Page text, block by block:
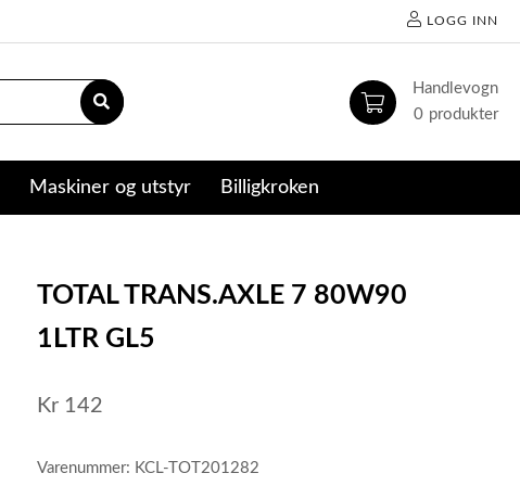
LOGG INN
0
Maskiner og utstyr Billigkroken
TOTAL TRANS.AXLE 7 80W90
1LTR GL5
Kr 142
Varenummer: KCL-TOT201282